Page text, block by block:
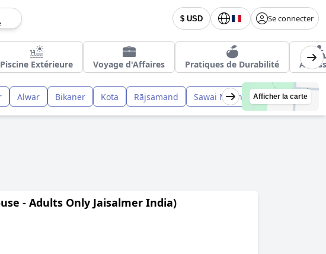
$ USD Se connecter
Piscine Extérieure Voyage d'Affaires Pratiques de Durabilité
Alwar Bikaner Kota Rājsamand Sawai Madhopur Pāli
Afficher la carte
- Adults Only Jaisalmer India)